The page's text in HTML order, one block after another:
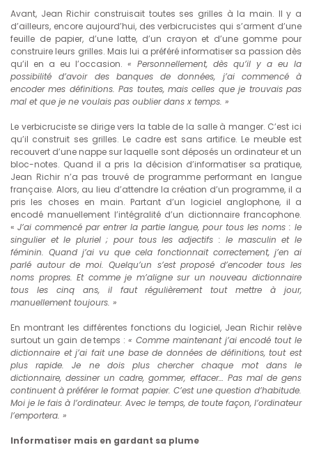
Avant, Jean Richir construisait toutes ses grilles à la main. Il y a
d’ailleurs, encore aujourd’hui, des verbicrucistes qui s’arment d’une
feuille de papier, d’une latte, d’un crayon et d’une gomme pour
construire leurs grilles. Mais lui a préféré informatiser sa passion dès
qu’il en a eu l’occasion. « Personnellement, dès qu’il y a eu la
possibilité d’avoir des banques de données, j’ai commencé à
encoder mes définitions. Pas toutes, mais celles que je trouvais pas
mal et que je ne voulais pas oublier dans x temps. »
Le verbicruciste se dirige vers la table de la salle à manger. C’est ici
qu’il construit ses grilles. Le cadre est sans artifice. Le meuble est
recouvert d’une nappe sur laquelle sont déposés un ordinateur et un
bloc-notes. Quand il a pris la décision d’informatiser sa pratique,
Jean Richir n’a pas trouvé de programme performant en langue
française. Alors, au lieu d’attendre la création d’un programme, il a
pris les choses en main. Partant d’un logiciel anglophone, il a
encodé manuellement l’intégralité d’un dictionnaire francophone.
« J’ai commencé par entrer la partie langue, pour tous les noms : le
singulier et le pluriel ; pour tous les adjectifs : le masculin et le
féminin. Quand j’ai vu que cela fonctionnait correctement, j’en ai
parlé autour de moi. Quelqu’un s’est proposé d’encoder tous les
noms propres. Et comme je m’aligne sur un nouveau dictionnaire
tous les cinq ans, il faut régulièrement tout mettre à jour,
manuellement toujours. »
En montrant les différentes fonctions du logiciel, Jean Richir relève
surtout un gain de temps : « Comme maintenant j’ai encodé tout le
dictionnaire et j’ai fait une base de données de définitions, tout est
plus rapide. Je ne dois plus chercher chaque mot dans le
dictionnaire, dessiner un cadre, gommer, effacer… Pas mal de gens
continuent à préférer le format papier. C’est une question d’habitude.
Moi je le fais à l’ordinateur. Avec le temps, de toute façon, l’ordinateur
l’emportera. »
Informatiser mais en gardant sa plume